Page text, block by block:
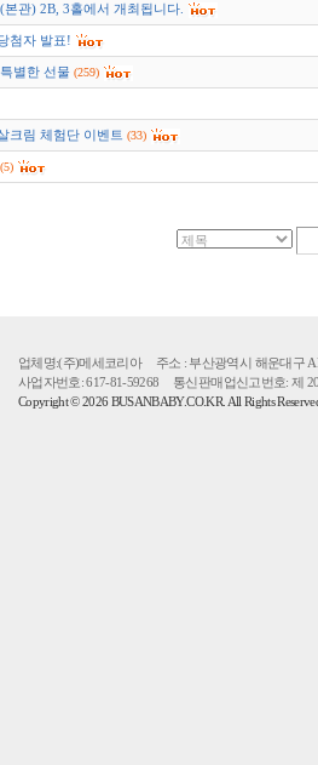
관) 2B, 3홀에서 개최됩니다.
첨자 발표!
별한 선물 (259)
크림 체험단 이벤트 (33)
(5)
업체명:(주)메세코리아 주소 : 부산광역시 해운대구
사업자번호: 617-81-59268 통신판매업신고번호: 제
Copyright © 2026 BUSANBABY.CO.KR. All Rights